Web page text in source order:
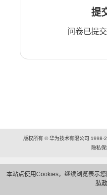
本站点使用Cookies，继续浏览表示
私
提
问卷已提
版权所有 © 华为技术有限公司
隐私保